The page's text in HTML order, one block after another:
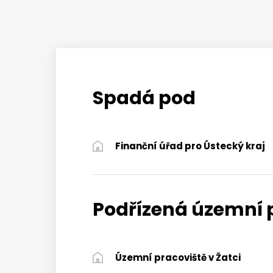
Spadá pod
Finanční úřad pro Ústecký kraj
Podřízená územní
Územní pracoviště v Žatci